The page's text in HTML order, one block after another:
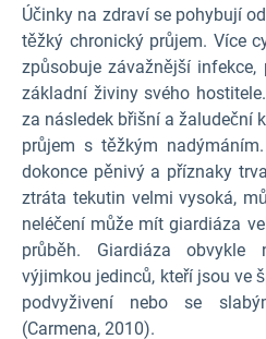
Účinky na zdraví se pohybují
těžký chronický průjem. Více
způsobuje závažnější
základní živiny svého
za následek břišní a žaludeční
průjem s těžkým
dokonce pěnivý a příznaky
ztráta tekutin velmi vysoká,
neléčení může mít giardiáza
průběh. Giardiáza
výjimkou jedinců, kteří jsou ve
podvyživení nebo se
(Carmena, 2010).